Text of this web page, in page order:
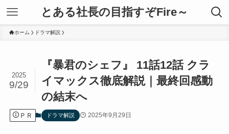
とある社長の目指すぞFire～
ホーム ドラマ解説
『暴君のシェフ』 11話12話 クラ
イマックス徹底解説｜最終回感動
の結末へ
2025
9/29
ＰＲ ドラマ解説 2025年9月29日